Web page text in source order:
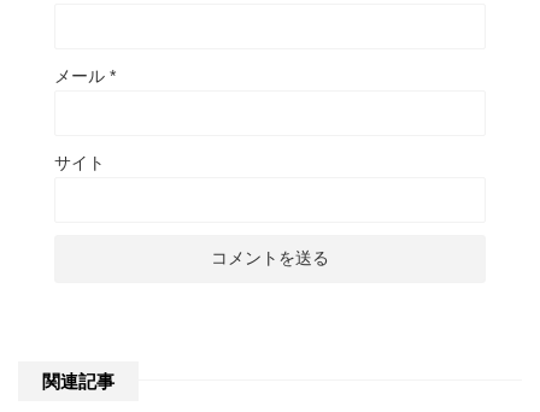
メール *
サイト
関連記事